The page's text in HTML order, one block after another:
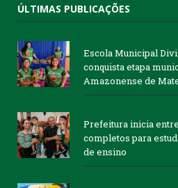
ÚLTIMAS PUBLICAÇÕES
Escola Municipal
conquista etapa
Amazonense de
Prefeitura inicia
completos para
de ensino